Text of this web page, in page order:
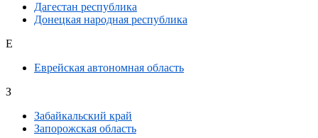
Дагестан республика
Донецкая народная республика
Е
Еврейская автономная область
З
Забайкальский край
Запорожская область